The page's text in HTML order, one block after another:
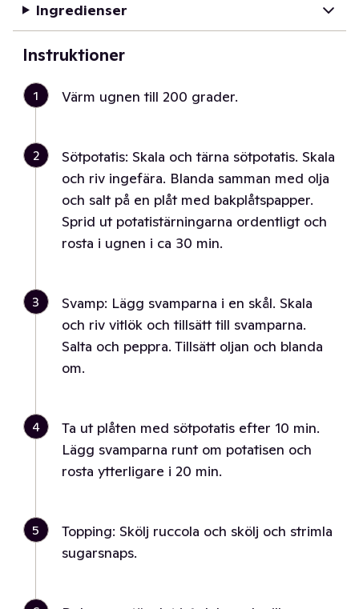
Ingredienser
Instruktioner
1 Värm ugnen till 200 grader.
2
Sötpotatis: Skala och tärna sötpotatis. Skala
och riv ingefära. Blanda samman med olja
och salt på en plåt med bakplåtspapper.
Sprid ut potatistärningarna ordentligt och
rosta i ugnen i ca 30 min.
3
Svamp: Lägg svamparna i en skål. Skala
och riv vitlök och tillsätt till svamparna.
Salta och peppra. Tillsätt oljan och blanda
om.
4
Ta ut plåten med sötpotatis efter 10 min.
Lägg svamparna runt om potatisen och
rosta ytterligare i 20 min.
5
Topping: Skölj ruccola och skölj och strimla
sugarsnaps.